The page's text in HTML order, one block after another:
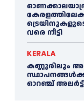
വരെ നീട്ടി
KERALA
കണ്ണൂരിലും
ഓറഞ്ച് അലർട്ട്